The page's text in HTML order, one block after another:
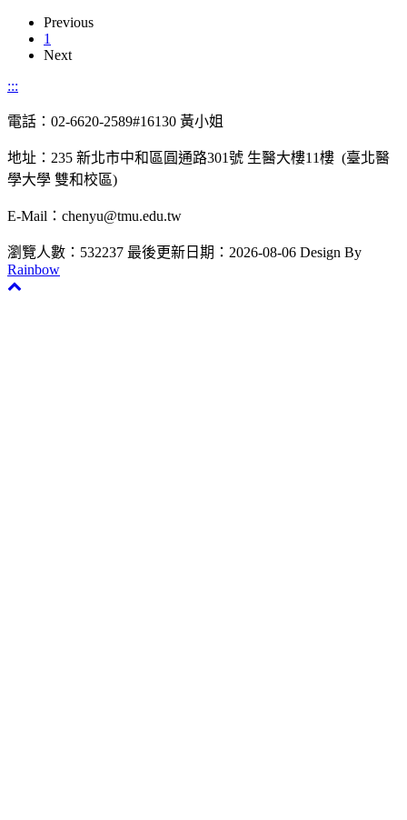
Previous
1
Next
:::
電話：02-6620-2589#16130 黃小姐
地址：235 新北市中和區圓通路301號 生醫大樓11樓 (臺北醫
學大學 雙和校區)
E-Mail：chenyu@tmu.edu.tw
瀏覽人數：532237 最後更新日期：2026-08-06 Design By
Rainbow